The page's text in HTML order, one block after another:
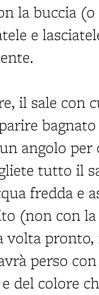
la buccia
e
il sale con
angolo
tutto il
fredda e
(non con
volta pronto,
perso
del colore